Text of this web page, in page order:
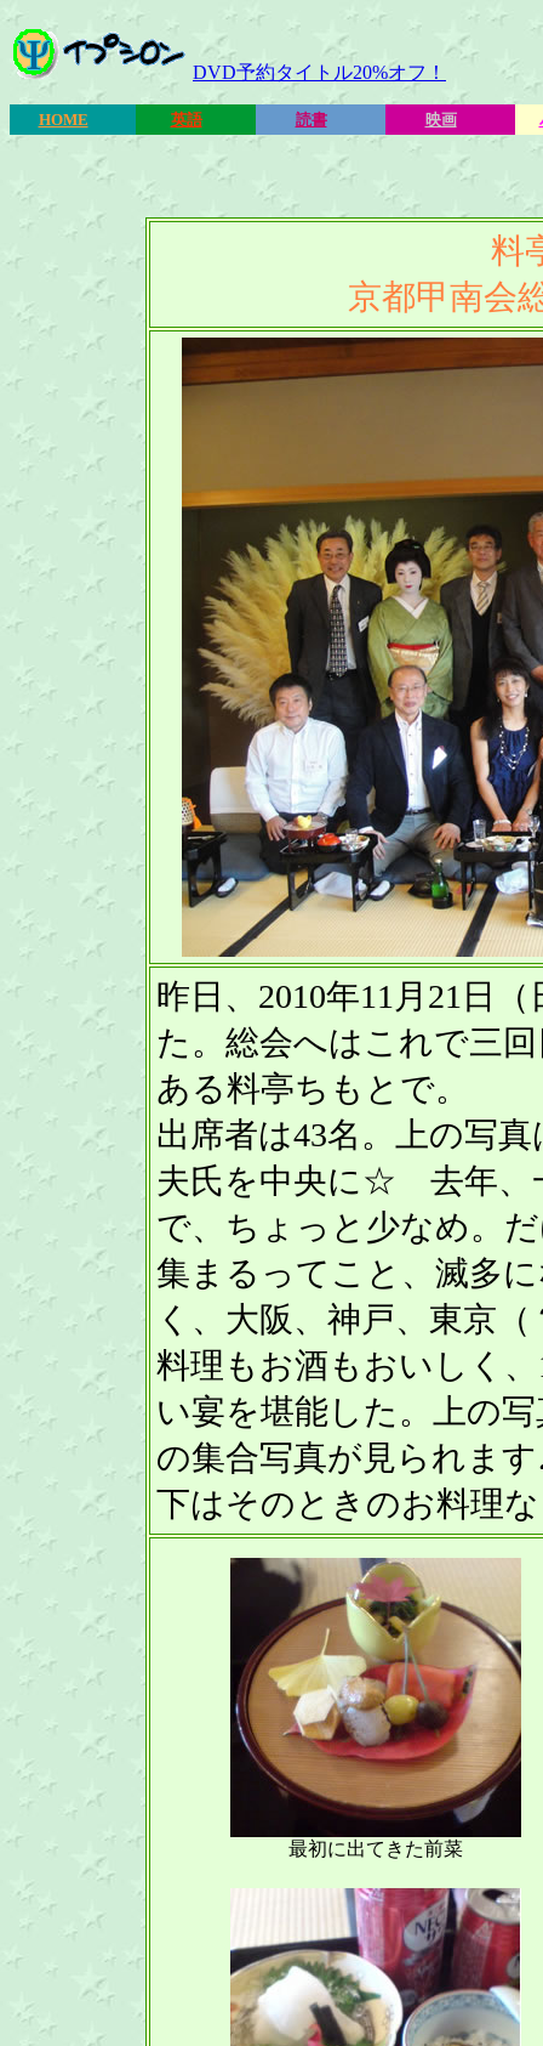
DVD予約タイトル20%オフ！
HOME 英語 読書 映画
料
京都甲南会
昨日、2010年11月21日
た。総会へはこれで三
ある料亭ちもとで。
出席者は43名。上の写
夫氏を中央に☆ 去年、
で、ちょっと少なめ。
集まるってこと、滅多
く、大阪、神戸、東京
料理もお酒もおいしく
い宴を堪能した。上の
の集合写真が見られます
下はそのときのお料理
最初に出てきた前菜